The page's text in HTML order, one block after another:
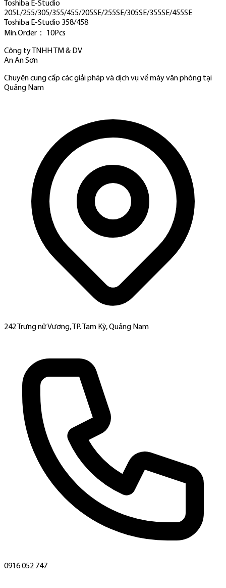
Toshiba E-Studio
205L/255/305/355/455/205SE/255SE/305SE/355SE/455SE
Toshiba E-Studio 358/458
Min.Order： 10Pcs
Công ty TNHH TM & DV
An An Sơn
Chuyên cung cấp các giải pháp và dịch vụ về máy văn phòng tại
Quảng Nam
242 Trưng nữ Vương, TP. Tam Kỳ, Quảng Nam
0916 052 747